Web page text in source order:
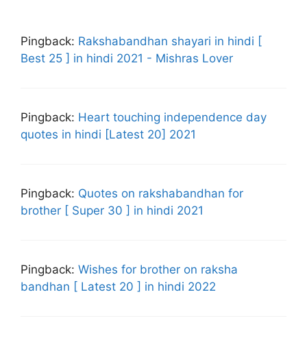
Pingback: Rakshabandhan shayari in hindi [
Best 25 ] in hindi 2021 - Mishras Lover
Pingback: Heart touching independence day
quotes in hindi [Latest 20] 2021
Pingback: Quotes on rakshabandhan for
brother [ Super 30 ] in hindi 2021
Pingback: Wishes for brother on raksha
bandhan [ Latest 20 ] in hindi 2022